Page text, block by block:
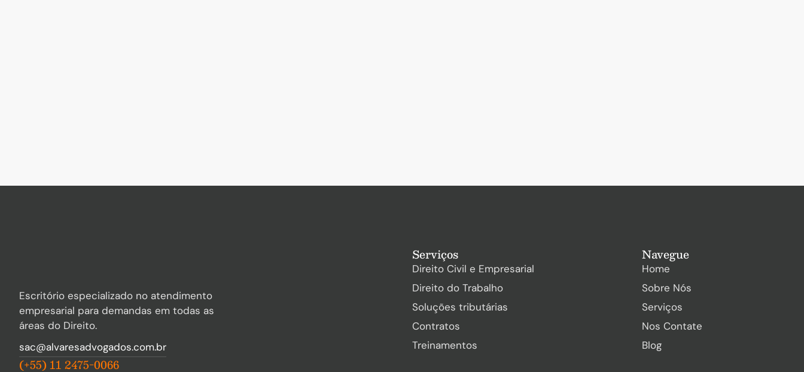
Escritório especializado no atendimento
empresarial para demandas em todas as
áreas do Direito.
sac@alvaresadvogados.com.br
(+55) 11 2475-0066
Serviços
Direito Civil e Empresarial
Direito do Trabalho
Soluções tributárias
Contratos
Treinamentos
Navegue
Home
Sobre Nós
Serviços
Nos Contate
Blog